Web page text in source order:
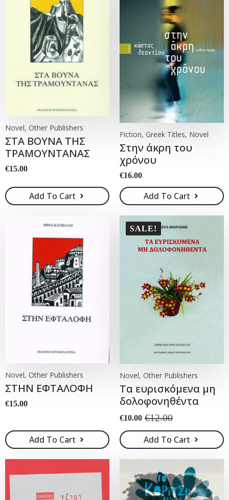
Novel, Other Publishers
ΣΤΑ ΒΟΥΝΑ ΤΗΣ
ΤΡΑΜΟΥΝΤΑΝΑΣ
€15.00
Add To Cart
Fiction, Greek Titles, Novel
Στην άκρη του
χρόνου
€16.00
Add To Cart
Novel, Other Publishers
ΣΤΗΝ ΕΦΤΑΛΟΦΗ
€15.00
Add To Cart
SALE!
Novel, Other Publishers
Τα ευρισκόμενα μη
δολοφονηθέντα
€12.00
Original
price
was:
€12.00.
€10.00
Current
price
is:
€10.00.
Add To Cart